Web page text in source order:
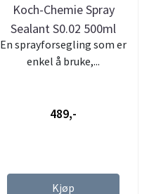
Koch-Chemie Spray
Sealant S0.02 500ml
Sprayforseg...
En sprayforsegling som er
enkel å bruke,...
489,-
Kjøp